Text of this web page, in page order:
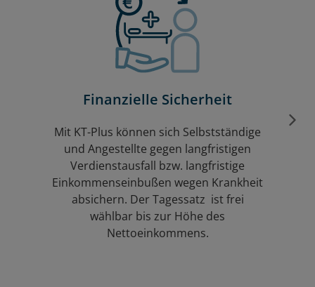
Finanzielle Sicherheit
Mit KT-Plus können sich Selbstständige
und Angestellte gegen langfristigen
Verdienstausfall bzw. langfristige
Einkommenseinbußen wegen Krankheit
absichern. Der Tagessatz ist frei
wählbar bis zur Höhe des
Nettoeinkommens.